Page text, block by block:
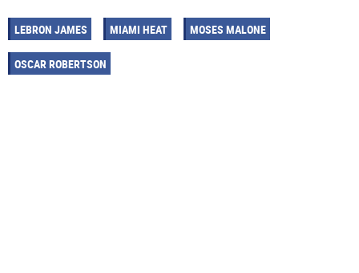
LEBRON JAMES MIAMI HEAT MOSES MALONE
OSCAR ROBERTSON